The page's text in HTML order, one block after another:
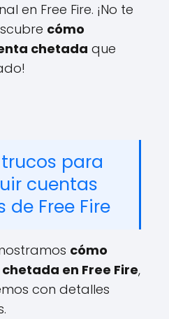
en Free Fire. ¡No te
cómo
chetada que
para
cuentas
Free Fire
cómo
en Free Fire,
con detalles